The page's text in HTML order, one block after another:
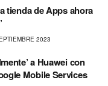
tienda de Apps ahora
2023
a Huawei con
Mobile Services